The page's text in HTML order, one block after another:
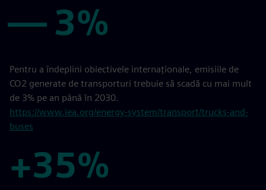
— 3%
— 3%
Pentru a îndeplini obiectivele internaționale, emisiile de
CO2 generate de transporturi trebuie să scadă cu mai mult
de 3% pe an până în 2030.
https://www.iea.org/energy-system/transport/trucks-and-
buses
+35%